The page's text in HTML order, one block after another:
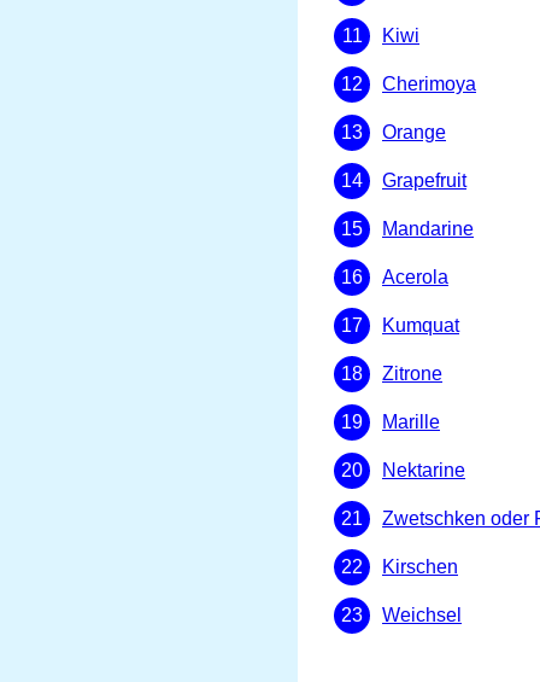
Kiwi
Cherimoya
Orange
Grapefruit
Mandarine
Acerola
Kumquat
Zitrone
Marille
Nektarine
Zwetschken oder
Kirschen
Weichsel